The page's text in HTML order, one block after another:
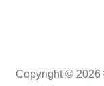
Copyright © 2026